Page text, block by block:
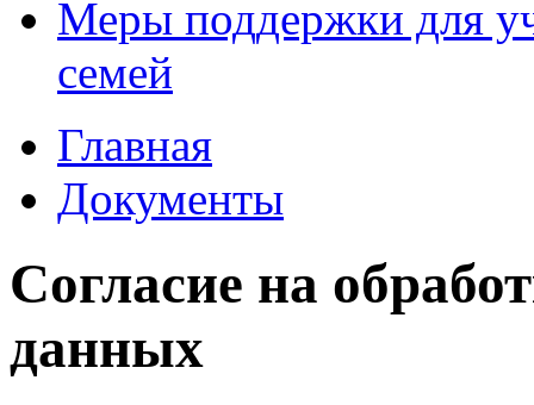
Меры поддержки для
семей
Главная
Документы
Согласие на
данных